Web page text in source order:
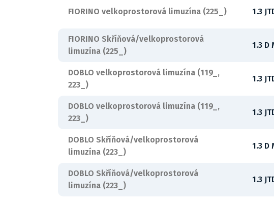
FIORINO velkoprostorová limuzína (225_) 1.3
FIORINO Skříňová/velkoprostorová
limuzína (225_)
1.3 D
DOBLO velkoprostorová limuzína (119_,
223_)
1.3
DOBLO velkoprostorová limuzína (119_,
223_)
1.3
DOBLO Skříňová/velkoprostorová
limuzína (223_)
1.3
DOBLO Skříňová/velkoprostorová
limuzína (223_)
1.3